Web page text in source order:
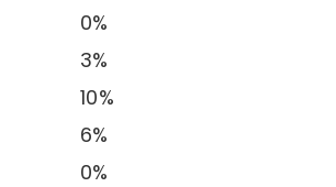
0%
3%
10%
6%
0%